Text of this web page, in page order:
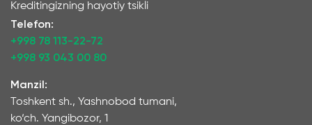
Kreditingizning hayotiy tsikli
Telefon:
+998 78 113-22-72
+998 93 043 00 80
Manzil:
Toshkent sh., Yashnobod tumani,
ko‘ch. Yangibozor, 1